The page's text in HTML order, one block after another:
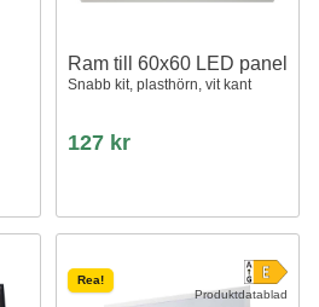
Ram till 60x60 LED panel
Snabb kit, plasthörn, vit kant
127 kr
Produktdatablad
Rea!